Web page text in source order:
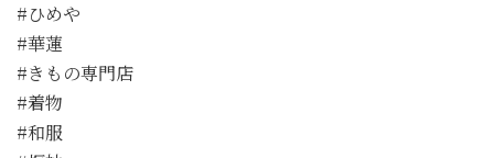
#ひめや
#華蓮
#きもの専門店
#着物
#和服